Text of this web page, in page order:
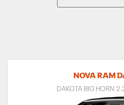
NOVA RAM
DAKOTA BIG HORN